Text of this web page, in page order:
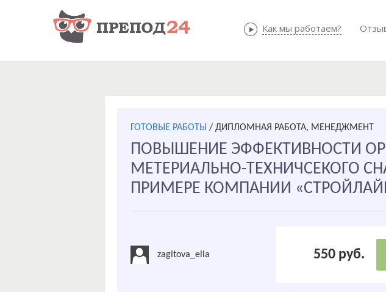
Как мы работаем?
Как мы работаем?
ГОТОВЫЕ РАБОТЫ / ДИПЛОМНАЯ РАБОТА, МЕНЕДЖМЕНТ
ПОВЫШЕНИЕ ЭФФЕКТИВНОСТИ
МЕТЕРИАЛЬНО-ТЕХНИЧСЕКОГО
ПРИМЕРЕ КОМПАНИИ
zagitova_ella 550 руб.